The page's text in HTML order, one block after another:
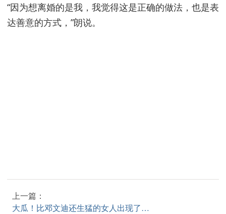
“因为想离婚的是我，我觉得这是正确的做法，也是表
达善意的方式，”朗说。
上一篇：
大瓜！比邓文迪还生猛的女人出现了…